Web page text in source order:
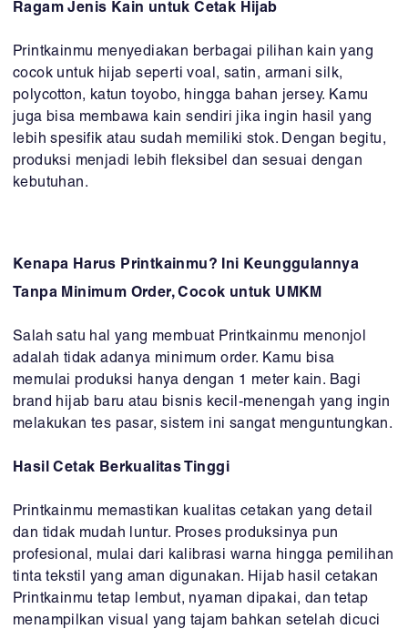
Ragam Jenis Kain untuk Cetak Hijab
Printkainmu menyediakan berbagai pilihan kain yang
cocok untuk hijab seperti voal, satin, armani silk,
polycotton, katun toyobo, hingga bahan jersey. Kamu
juga bisa membawa kain sendiri jika ingin hasil yang
lebih spesifik atau sudah memiliki stok. Dengan begitu,
produksi menjadi lebih fleksibel dan sesuai dengan
kebutuhan.
Kenapa Harus Printkainmu? Ini Keunggulannya
Tanpa Minimum Order, Cocok untuk UMKM
Salah satu hal yang membuat Printkainmu menonjol
adalah tidak adanya minimum order. Kamu bisa
memulai produksi hanya dengan 1 meter kain. Bagi
brand hijab baru atau bisnis kecil-menengah yang ingin
melakukan tes pasar, sistem ini sangat menguntungkan.
Hasil Cetak Berkualitas Tinggi
Printkainmu memastikan kualitas cetakan yang detail
dan tidak mudah luntur. Proses produksinya pun
profesional, mulai dari kalibrasi warna hingga pemilihan
tinta tekstil yang aman digunakan. Hijab hasil cetakan
Printkainmu tetap lembut, nyaman dipakai, dan tetap
menampilkan visual yang tajam bahkan setelah dicuci